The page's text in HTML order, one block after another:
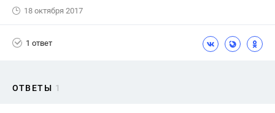
18 октября 2017
1 ответ
ОТВЕТЫ 1